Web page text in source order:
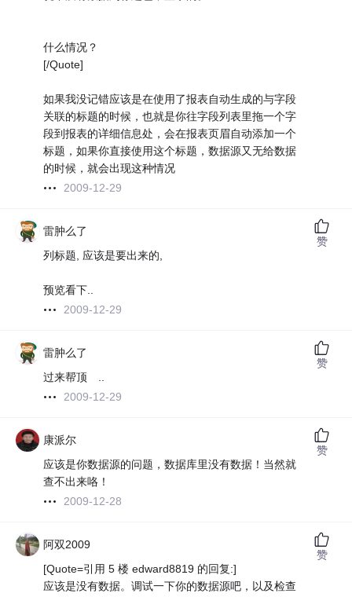
什么情况？
[/Quote]
如果我没记错应该是在使用了报表自动生成的与字段
关联的标题的时候，也就是你往字段列表里拖一个字
段到报表的详细信息处，会在报表页眉自动添加一个
标题，如果你直接使用这个标题，数据源又无给数据
的时候，就会出现这种情况
2009-12-29
雷肿么了
列标题, 应该是要出来的,
预览看下..
2009-12-29
赞
雷肿么了
过来帮顶 ..
2009-12-29
赞
康派尔
应该是你数据源的问题，数据库里没有数据！当然就
查不出来咯！
2009-12-28
赞
阿双2009
[Quote=引用 5 楼 edward8819 的回复:]
应该是没有数据。调试一下你的数据源吧，以及检查
赞